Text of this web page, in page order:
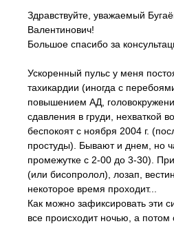
Здравствуйте, уважаемый
Валентинович!
Большое спасибо за
Ускоренный пульс у меня
тахикардии (иногда с
повышением АД,
сдавления в груди, нехваткой
беспокоят с ноября 2004 г.
простуды). Бывают и днем, но
промежутке с 2-00 до 3-30).
(или бисопролол), лозап,
некоторое время проходит...
Как можно зафиксировать эти
все происходит ночью, а